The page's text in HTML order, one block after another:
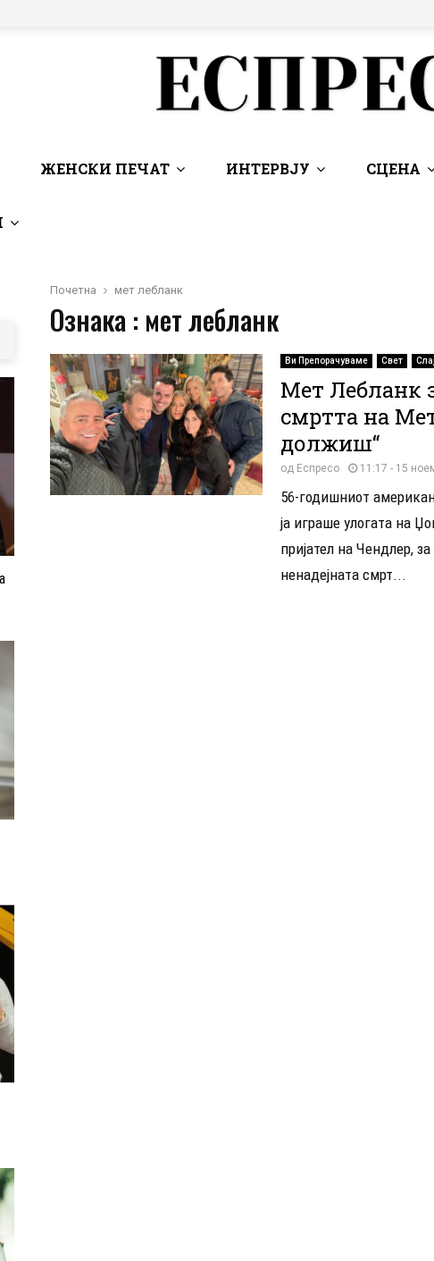
ЖЕНСКИ ПЕЧАТ ИНТЕРВЈУ СЦЕНА
Почетна мет лебланк
Ознака : мет лебланк
Ви Препорачуваме Свет
Мет Лебланк
смртта на
должиш“
од Еспресо 11:17 - 15
56-годишниот
ја играше улогата на
пријател на Чендлер,
ненадејната смрт...